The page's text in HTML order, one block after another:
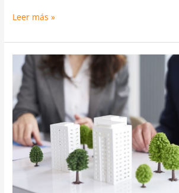
Leer más »
Plan
del
gobierno
para
las
constructoras
de
viviendas
sociales